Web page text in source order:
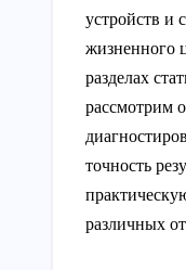
устройств и
жизненного
разделах
рассмотрим
точность
различных